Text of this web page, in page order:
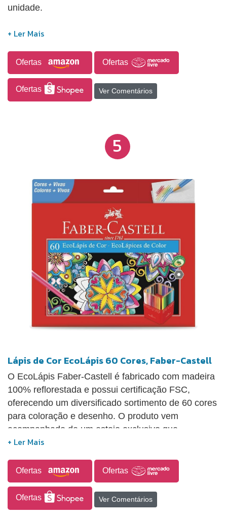
unidade.
Ofertas Ofertas
Ofertas Ver Comentários
5
Lápis de Cor EcoLápis 60 Cores, Faber-Castell
O EcoLápis Faber-Castell é fabricado com madeira
100% reflorestada e possui certificação FSC,
oferecendo um diversificado sortimento de 60 cores
para coloração e desenho. O produto vem
acompanhado de um estojo exclusivo que
proporciona facilidade no uso e na organização dos
Ofertas Ofertas
Ofertas Ver Comentários